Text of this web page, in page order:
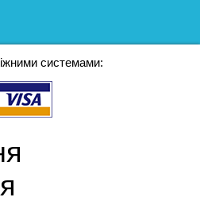
системами: